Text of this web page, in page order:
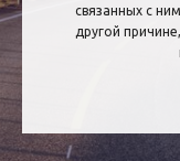
связанных с
другой